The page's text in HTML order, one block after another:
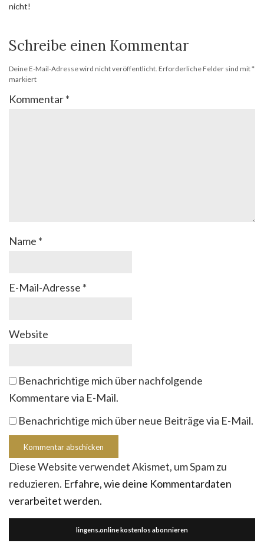
nicht!
Schreibe einen Kommentar
Deine E-Mail-Adresse wird nicht veröffentlicht. Erforderliche Felder sind mit*
markiert
Kommentar*
Name *
E-Mail-Adresse *
Website
Benachrichtige mich über nachfolgende
Kommentare via E-Mail.
Benachrichtige mich über neue Beiträge via E-Mail.
Diese Website verwendet Akismet, um Spam zu
reduzieren. Erfahre, wie deine Kommentardaten
verarbeitet werden.
lingens.online kostenlos abonnieren